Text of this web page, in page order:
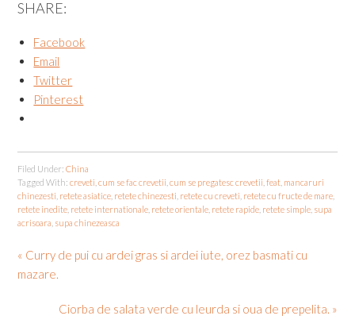
SHARE:
Facebook
Email
Twitter
Pinterest
Filed Under:China
Tagged With:creveti ,cum se fac crevetii ,cum se pregatesc crevetii ,feat mancaruri
chinezesti retete asiatice retete chinezesti retete cu creveti retete cu fructe de mare
retete inedite retete internationale retete orientale retete rapide retete simple supa
acrisoara supa chinezeasca
« Curry de pui cu ardei gras si ardei iute, orez basmati cu
mazare.
Ciorba de salata verde cu leurda si oua de prepelita. »